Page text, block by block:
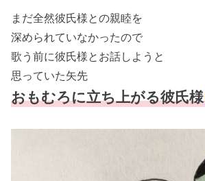
まだ全然彼氏様との親睦を
深められていなかったので
歌う前に彼氏様とお話しようと
思っていた矢先
おもむろに立ち上がる彼氏様